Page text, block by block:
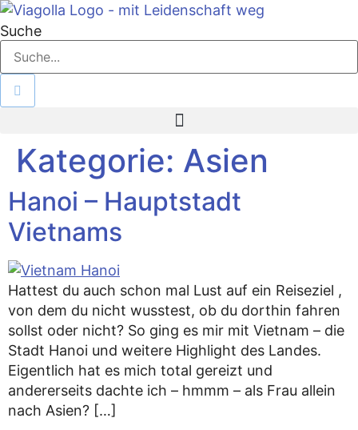
Zum
Inhalt
springen
Suche
Kategorie: Asien
Hanoi – Hauptstadt
Vietnams
Hattest du auch schon mal Lust auf ein Reiseziel ,
von dem du nicht wusstest, ob du dorthin fahren
sollst oder nicht? So ging es mir mit Vietnam – die
Stadt Hanoi und weitere Highlight des Landes.
Eigentlich hat es mich total gereizt und
andererseits dachte ich – hmmm – als Frau allein
nach Asien? […]